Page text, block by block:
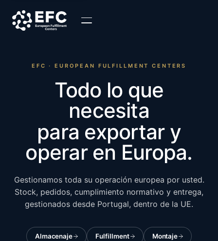
EFC · EUROPEAN FULFILLMENT CENTERS
Todo lo que
necesita
para exportar y
operar en Europa.
Gestionamos toda su operación europea por usted.
Stock, pedidos, cumplimiento normativo y entrega,
gestionados desde Portugal, dentro de la UE.
Almacenaje Fulfillment Montaje